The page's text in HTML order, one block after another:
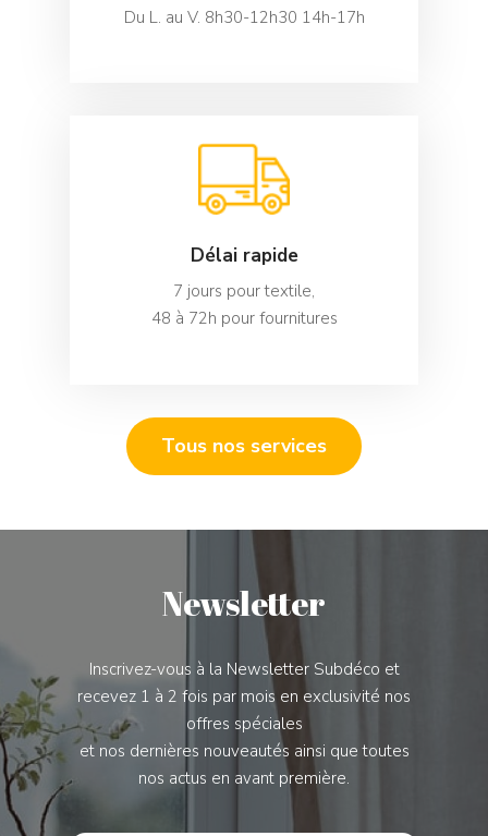
Du L. au V. 8h30-12h30 14h-17h
Délai rapide
7 jours pour textile,
48 à 72h pour fournitures
Tous nos services
Newsletter
Inscrivez-vous à la Newsletter Subdéco et
recevez 1 à 2 fois par mois en exclusivité nos
offres spéciales
et nos dernières nouveautés ainsi que toutes
nos actus en avant première.